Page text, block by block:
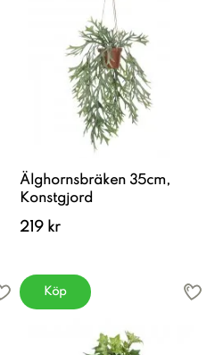
Älghornsbräken 35cm,
Konstgjord
219 kr
Köp